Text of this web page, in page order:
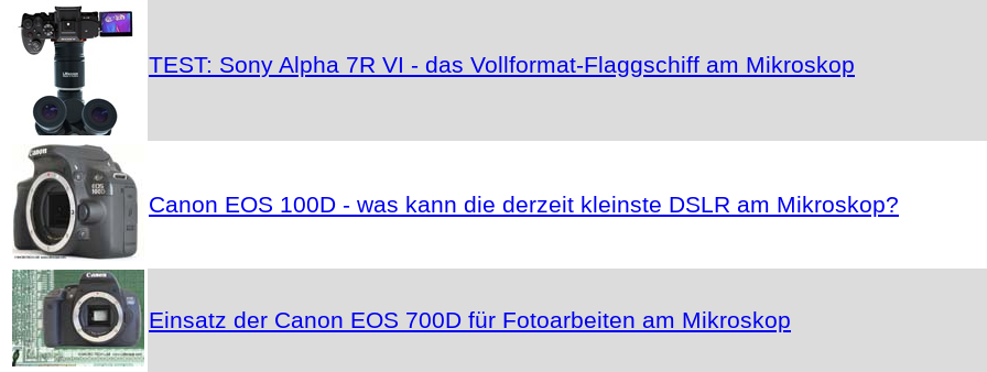
TEST: Sony Alpha 7R VI - das Vollformat-Flaggschiff am Mikroskop
Canon EOS 100D - was kann die derzeit kleinste DSLR am Mikroskop?
Einsatz der Canon EOS 700D für Fotoarbeiten am Mikroskop